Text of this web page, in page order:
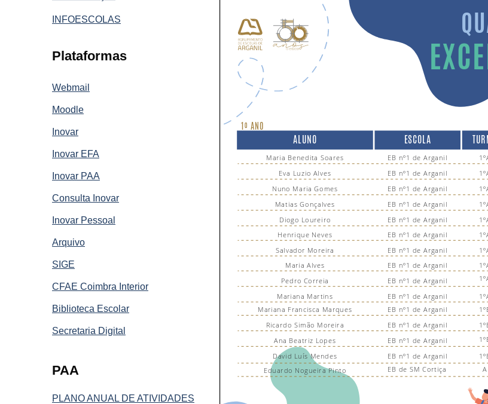
INFOESCOLAS
Plataformas
Webmail
Moodle
Inovar
Inovar EFA
Inovar PAA
Consulta Inovar
Inovar Pessoal
Arquivo
SIGE
CFAE Coimbra Interior
Biblioteca Escolar
Secretaria Digital
PAA
PLANO ANUAL DE ATIVIDADES